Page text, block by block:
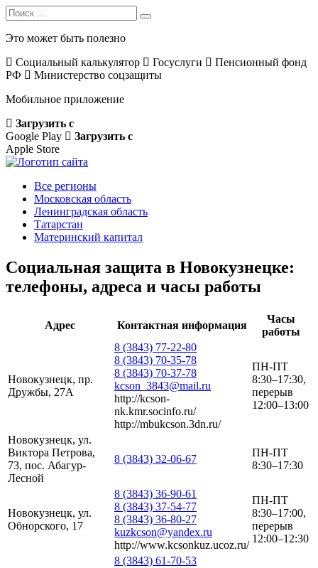
Search
for:
Search
Это может быть полезно
Социальный калькулятор
Госуслуги
Пенсионный фонд
РФ
Министерство соцзащиты
Мобильное приложение
Загрузить с
Google Play
Загрузить с
Apple Store
Все регионы
Московская область
Ленинградская область
Татарстан
Материнский капитал
Социальная защита в Новокузнецке:
телефоны, адреса и часы работы
Адрес Контактная информация
Часы
работы
Новокузнецк, пр.
Дружбы, 27А
8 (3843) 77-22-80
8 (3843) 70-35-78
8 (3843) 70-37-78
kcson_3843@mail.ru
http://kcson-
nk.kmr.socinfo.ru/
http://mbukcson.3dn.ru/
ПН-ПТ
8:30–17:30,
перерыв
12:00–13:00
Новокузнецк, ул.
Виктора Петрова,
73, пос. Абагур-
Лесной
8 (3843) 32-06-67
ПН-ПТ
8:30–17:30
Новокузнецк, ул.
Обнорского, 17
8 (3843) 36-90-61
8 (3843) 37-54-77
8 (3843) 36-80-27
kuzkcson@yandex.ru
http://www.kcsonkuz.ucoz.ru/
ПН-ПТ
8:30–17:00,
перерыв
12:00–12:30
8 (3843) 61-70-53